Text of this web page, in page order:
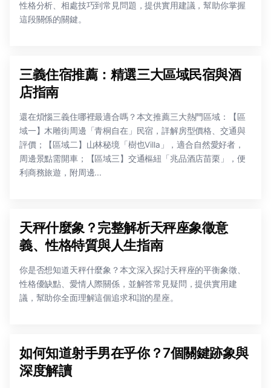
性格分析、相處技巧到常見問題，提供實用建議，幫助你掌握
這段關係的關鍵。
三義住宿推薦：精選三大區域民宿與酒
店指南
還在煩惱三義住哪裡最適合嗎？本文推薦三大熱門區域：【區
域一】木雕街周邊「青桐自在」民宿，詳解房型價格、交通與
評價；【區域二】山林秘境「樹也Villa」，適合自然愛好者，
周邊景點需開車；【區域三】交通樞紐「兆品酒店苗栗」，便
利商務旅遊，附周邊...
天秤什麼象？完整解析天秤座象徵意
義、性格特質與人生指南
你是否想知道天秤什麼象？本文深入探討天秤座的平衡象徵、
性格優缺點、愛情人際關係，並解答常見疑問，提供實用建
議，幫助你全面理解這個追求和諧的星座。
如何知道射手男在乎你？7個關鍵跡象與
深度解讀